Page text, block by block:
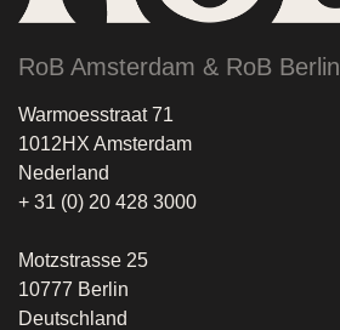
RoB Amsterdam & RoB Berlin
Warmoesstraat 71
1012HX Amsterdam
Nederland
+ 31 (0) 20 428 3000
Motzstrasse 25
10777 Berlin
Deutschland